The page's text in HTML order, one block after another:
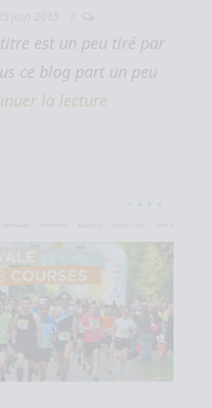
titre est un peu tiré par
ce blog part un peu
la lecture